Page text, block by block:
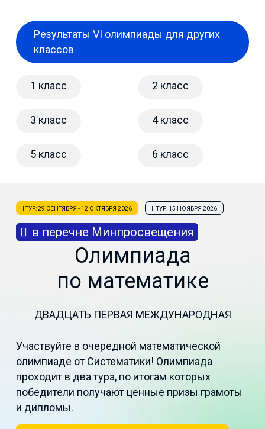
Результаты VI олимпиады для других
классов
1 класс 2 класс
3 класс 4 класс
5 класс 6 класс
I ТУР: 29 СЕНТЯБРЯ - 12 ОКТЯБРЯ 2026 II ТУР: 15 НОЯБРЯ 2026
в перечне Минпросвещения
Олимпиада
по математике
ДВАДЦАТЬ ПЕРВАЯ МЕЖДУНАРОДНАЯ
Участвуйте в очередной математической
олимпиаде от Систематики! Олимпиада
проходит в два тура, по итогам которых
победители получают ценные призы грамоты
и дипломы.